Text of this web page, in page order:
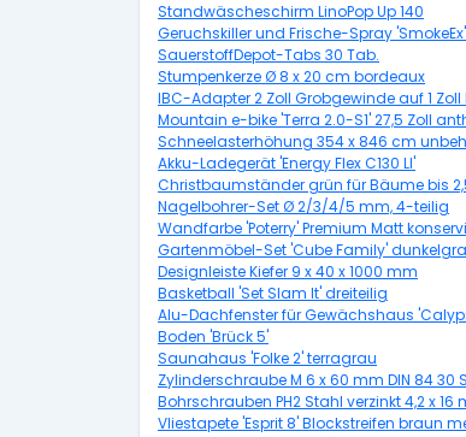
Standwäscheschirm LinoPop Up 140
Geruchskiller und Frische-Spray
SauerstoffDepot-Tabs 30 Tab.
Stumpenkerze Ø 8 x 20 cm bordeaux
IBC-Adapter 2 Zoll Grobgewinde auf 1
Mountain e-bike 'Terra 2.0-S1' 27,5 Zoll
Schneelasterhöhung 354 x 846 cm
Akku-Ladegerät 'Energy Flex C130 LI'
Christbaumständer grün für Bäume bis
Nagelbohrer-Set Ø 2/3/4/5 mm, 4-teilig
Wandfarbe 'Poterry' Premium Matt
Gartenmöbel-Set 'Cube Family'
Designleiste Kiefer 9 x 40 x 1000 mm
Basketball 'Set Slam It' dreiteilig
Alu-Dachfenster für Gewächshaus
Boden 'Brück 5'
Saunahaus 'Folke 2' terragrau
Zylinderschraube M 6 x 60 mm DIN 84 30
Bohrschrauben PH2 Stahl verzinkt 4,2 x 16
Vliestapete 'Esprit 8' Blockstreifen braun